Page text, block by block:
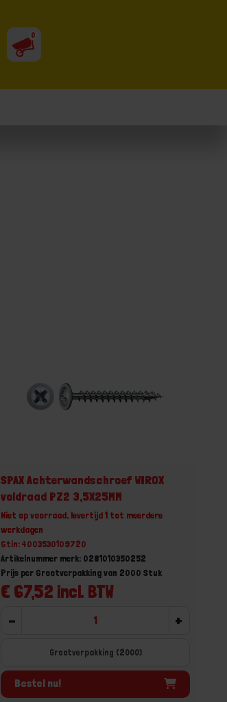
0
SPAX Achterwandschroef WIROX
voldraad PZ2 3,5X25MM
Niet op voorraad, levertijd 1 tot meerdere
werkdagen
Gtin: 4003530109720
Artikelnummer merk: 0281010350252
€ 67,52 incl. BTW
Prijs per Grootverpakking van 2000 Stuk
- +
Grootverpakking (2000)
Bestel nu!